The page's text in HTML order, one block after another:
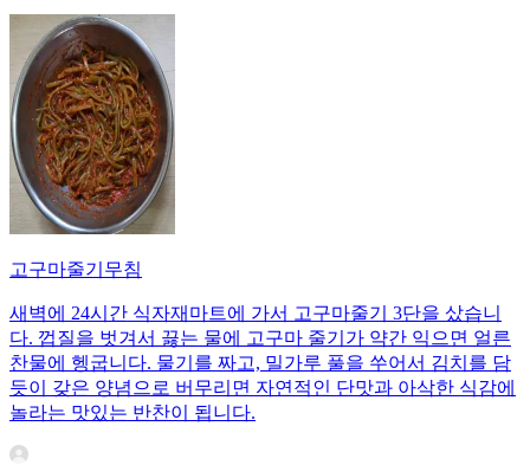
고구마줄기무침
새벽에 24시간 식자재마트에 가서 고구마줄기 3단을 샀습니
다. 껍질을 벗겨서 끓는 물에 고구마 줄기가 약간 익으면 얼른
찬물에 헹굽니다. 물기를 짜고, 밀가루 풀을 쑤어서 김치를 담
듯이 갖은 양념으로 버무리면 자연적인 단맛과 아삭한 식감에
놀라는 맛있는 반찬이 됩니다.